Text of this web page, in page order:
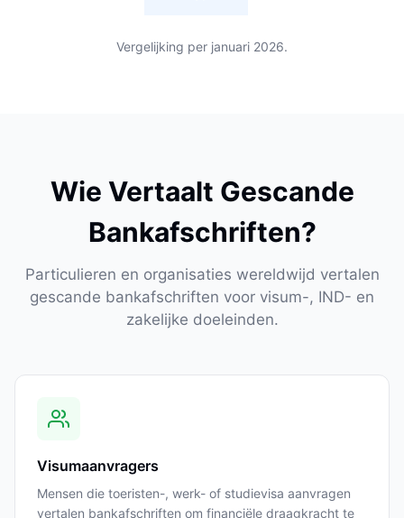
Vergelijking per januari 2026.
Wie Vertaalt Gescande
Bankafschriften?
Particulieren en organisaties wereldwijd vertalen
gescande bankafschriften voor visum-, IND- en
zakelijke doeleinden.
Visumaanvragers
Mensen die toeristen-, werk- of studievisa aanvragen
vertalen bankafschriften om financiële draagkracht te